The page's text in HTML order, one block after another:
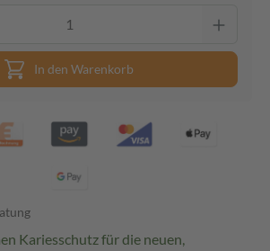
In den Warenkorb
Kariesschutz für die neuen,